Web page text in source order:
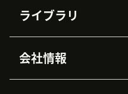
Zendesk AI
高度なデータプライバシーと
データ保護
ライブラリ
APIと開発者向け情報
AI研究
会社情報